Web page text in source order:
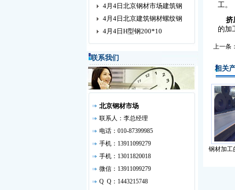
4月4日北京钢材市场建筑钢
4月4日北京建筑钢材螺纹钢
4月4日H型钢200*10
联系我们
北京钢材市场
联系人：李总经理
电话：010-87399985
手机：13911099279
手机：13011820018
微信：13911099279
Q Q：1443215748
工。
挤
的加
上一条：
相关
钢材加工